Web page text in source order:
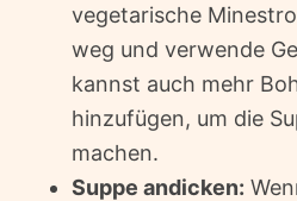
vegetarische
weg und verwende
kannst auch mehr
hinzufügen, um die
machen.
Suppe andicken: